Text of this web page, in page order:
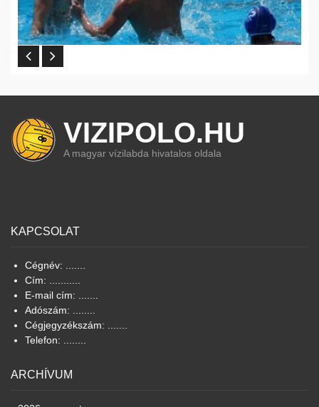
VIZIPOLO.HU
A magyar vízilabda hivatalos oldala
KAPCSOLAT
Cégnév: .......
Cím: ...........
E-mail cím: .......
Adószám: ........
Cégjegyzékszám: .......
Telefon: ........
ARCHÍVUM